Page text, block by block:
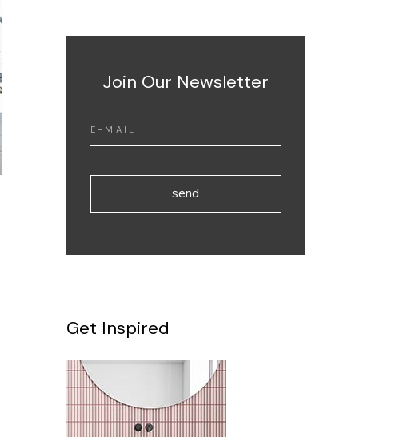
Join Our Newsletter
send
Get Inspired